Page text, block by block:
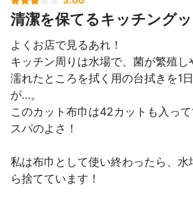
清潔を保てるキッチングッ
よくお店で見るあれ！
キッチン周りは水場で、菌が繁殖
濡れたところを拭く用の台拭きを1
が…。
このカット布巾は42カットも入っ
スパのよさ！
私は布巾として使い終わったら、
ら捨てています！